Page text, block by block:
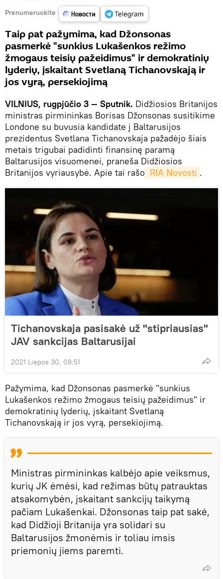
Prenumeruokite
Taip pat pažymima, kad Džonsonas
pasmerkė "sunkius Lukašenkos režimo
žmogaus teisių pažeidimus" ir demokratinių
lyderių, įskaitant Svetlaną Tichanovskają ir
jos vyrą, persekiojimą
VILNIUS, rugpjūčio 3 — Sputnik. Didžiosios Britanijos
ministras pirmininkas Borisas Džonsonas susitikime
Londone su buvusia kandidate į Baltarusijos
prezidentus Svetlana Tichanovskaja pažadėjo šiais
metais trigubai padidinti finansinę paramą
Baltarusijos visuomenei, praneša Didžiosios
Britanijos vyriausybė. Apie tai rašo RIA Novosti .
Tichanovskaja pasisakė už "stipriausias"
JAV sankcijas Baltarusijai
2021 Liepos 30, 08:51
Pažymima, kad Džonsonas pasmerkė "sunkius
Lukašenkos režimo žmogaus teisių pažeidimus" ir
demokratinių lyderių, įskaitant Svetlaną
Tichanovskają ir jos vyrą, persekiojimą.
Ministras pirmininkas kalbėjo apie veiksmus,
kurių JK ėmėsi, kad režimas būtų patrauktas
atsakomybėn, įskaitant sankcijų taikymą
pačiam Lukašenkai. Džonsonas taip pat sakė,
kad Didžioji Britanija yra solidari su
Baltarusijos žmonėmis ir toliau imsis
priemonių jiems paremti.